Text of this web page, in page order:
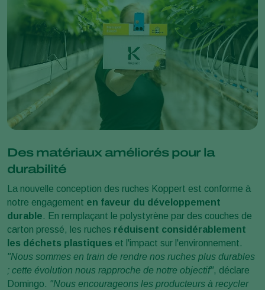
Des matériaux améliorés pour la
durabilité
La nouvelle conception des ruches Koppert est conforme à
notre engagement en faveur du développement
durable. En remplaçant le polystyrène par des couches de
carton pressé, les ruches réduisent considérablement
les déchets plastiques et l'impact sur l'environnement.
"Nous sommes en train de rendre nos ruches plus durables
; cette évolution nous rapproche de notre objectif", déclare
Domingo. "Nous encourageons les producteurs à recycler